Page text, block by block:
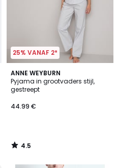
25% VANAF 2*
ANNE WEYBURN
Pyjama in grootvaders stijl,
gestreept
44.99 €
4.5
/ 5
4.5
/